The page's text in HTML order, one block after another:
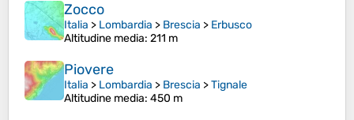
Zocco
Italia > Lombardia > Brescia > Erbusco
Altitudine media: 211 m
Piovere
Italia > Lombardia > Brescia >Tignale
Altitudine media: 450 m